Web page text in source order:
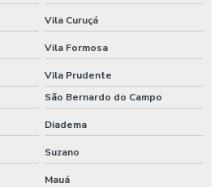
para condomínio
Vila Curuçá
Vila Formosa
Vila Prudente
São Bernardo do Campo
Diadema
Suzano
Mauá